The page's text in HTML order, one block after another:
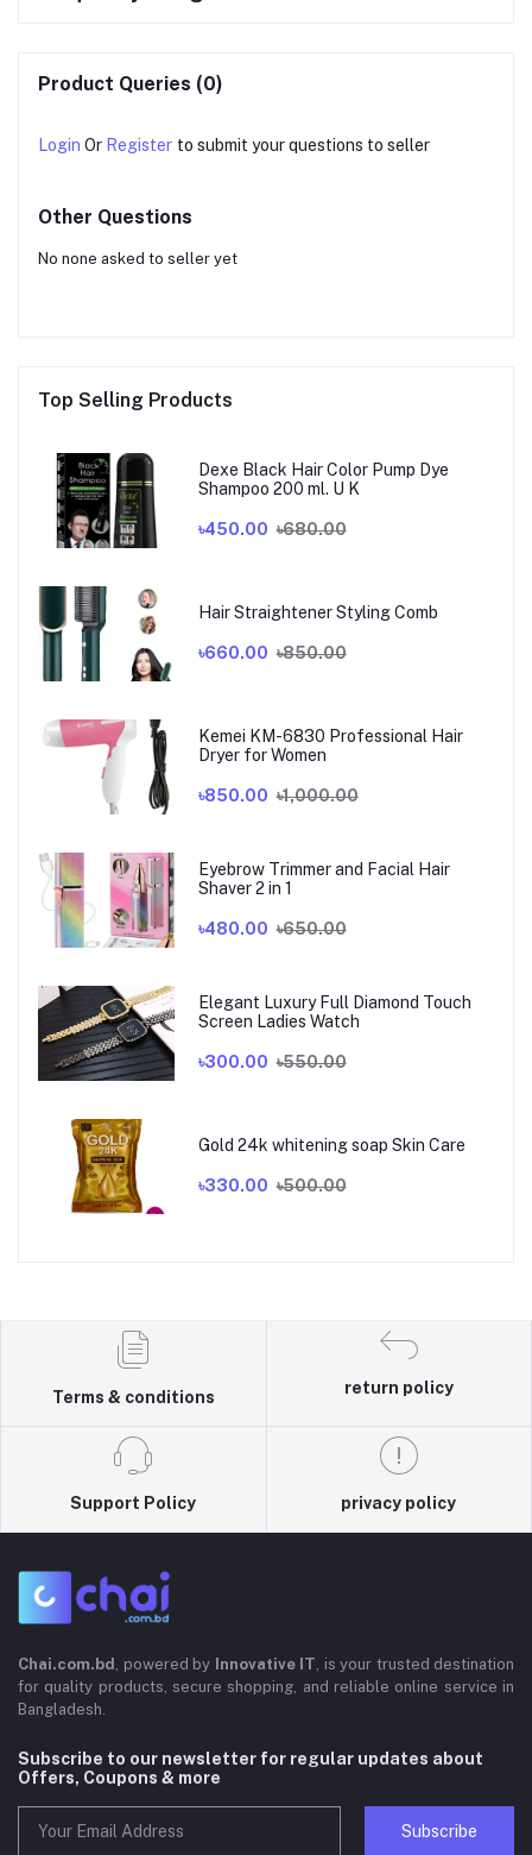
Product Queries (0)
Login Or Register to submit your questions to seller
Other Questions
No none asked to seller yet
Top Selling Products
Dexe Black Hair Color Pump Dye
Shampoo 200 ml. U K
৳450.00 ৳680.00
Hair Straightener Styling Comb
৳660.00 ৳850.00
Kemei KM-6830 Professional Hair
Dryer for Women
৳850.00 ৳1,000.00
Eyebrow Trimmer and Facial Hair
Shaver 2 in 1
৳480.00 ৳650.00
Elegant Luxury Full Diamond Touch
Screen Ladies Watch
৳300.00 ৳550.00
Gold 24k whitening soap Skin Care
৳330.00 ৳500.00
Terms & conditions
return policy
Support Policy privacy policy
Chai.com.bd , powered by Innovative IT, is your trusted destination
for quality products, secure shopping, and reliable online service in
Bangladesh.
Subscribe to our newsletter for regular updates about
Offers, Coupons & more
Subscribe